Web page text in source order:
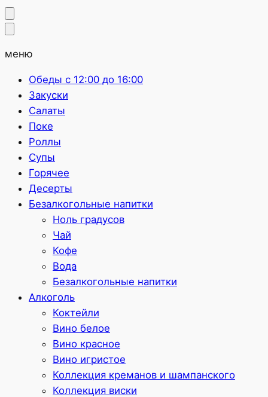
меню
Обеды с 12:00 до 16:00
Закуски
Салаты
Поке
Роллы
Супы
Горячее
Десерты
Безалкогольные напитки
Ноль градусов
Чай
Кофе
Вода
Безалкогольные напитки
Алкоголь
Коктейли
Вино белое
Вино красное
Вино игристое
Коллекция креманов и шампанского
Коллекция виски